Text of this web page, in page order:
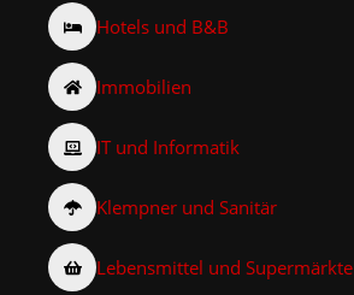
Hotels und B&B
Immobilien
IT und Informatik
Klempner und Sanitär
Lebensmittel und Supermärkte